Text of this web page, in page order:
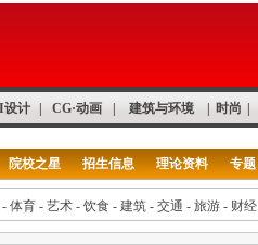
设计 CG·动画 建筑与环境 时尚
院校之星 招生信息 理论资料 专题
- 体育 - 艺术 - 饮食 - 建筑 - 交通 - 旅游 - 财经